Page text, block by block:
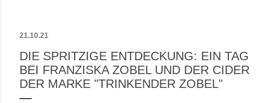
21.10.21
DIE SPRITZIGE ENTDECKUNG: EIN TAG
BEI FRANZISKA ZOBEL UND DER CIDER
DER MARKE "TRINKENDER ZOBEL"